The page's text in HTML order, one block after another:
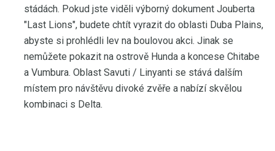
stádách. Pokud jste viděli výborný dokument Jouberta
"Last Lions", budete chtít vyrazit do oblasti Duba Plains,
abyste si prohlédli lev na boulovou akci. Jinak se
nemůžete pokazit na ostrově Hunda a koncese Chitabe
a Vumbura. Oblast Savuti / Linyanti se stává dalším
místem pro návštěvu divoké zvěře a nabízí skvělou
kombinaci s Delta.